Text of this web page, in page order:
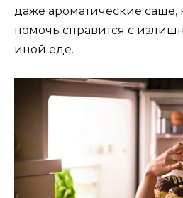
даже ароматические саше,
помочь справится с
иной еде.